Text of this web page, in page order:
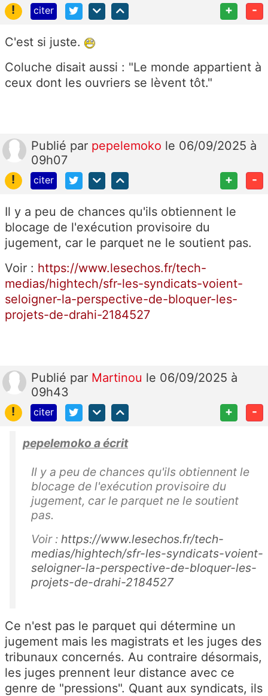
! citer + -
C'est si juste.
Coluche disait aussi : "Le monde appartient à
ceux dont les ouvriers se lèvent tôt."
Publié par pepelemoko le 06/09/2025 à
09h07
!
citer + -
Il y a peu de chances qu'ils obtiennent le
blocage de l'exécution provisoire du
jugement, car le parquet ne le soutient pas.
Voir : https://www.lesechos.fr/tech-
medias/hightech/sfr-les-syndicats-voient-
seloigner-la-perspective-de-bloquer-les-
projets-de-drahi-2184527
Publié par Martinou le 06/09/2025 à
09h43
!
citer + -
pepelemoko a écrit
Il y a peu de chances qu'ils obtiennent le
blocage de l'exécution provisoire du
jugement, car le parquet ne le soutient
pas.
Voir : https://www.lesechos.fr/tech-
medias/hightech/sfr-les-syndicats-voient-
seloigner-la-perspective-de-bloquer-les-
projets-de-drahi-2184527
Ce n'est pas le parquet qui détermine un
jugement mais les magistrats et les juges des
tribunaux concernés. Au contraire désormais,
les juges prennent leur distance avec ce
genre de "pressions". Quant aux syndicats, ils